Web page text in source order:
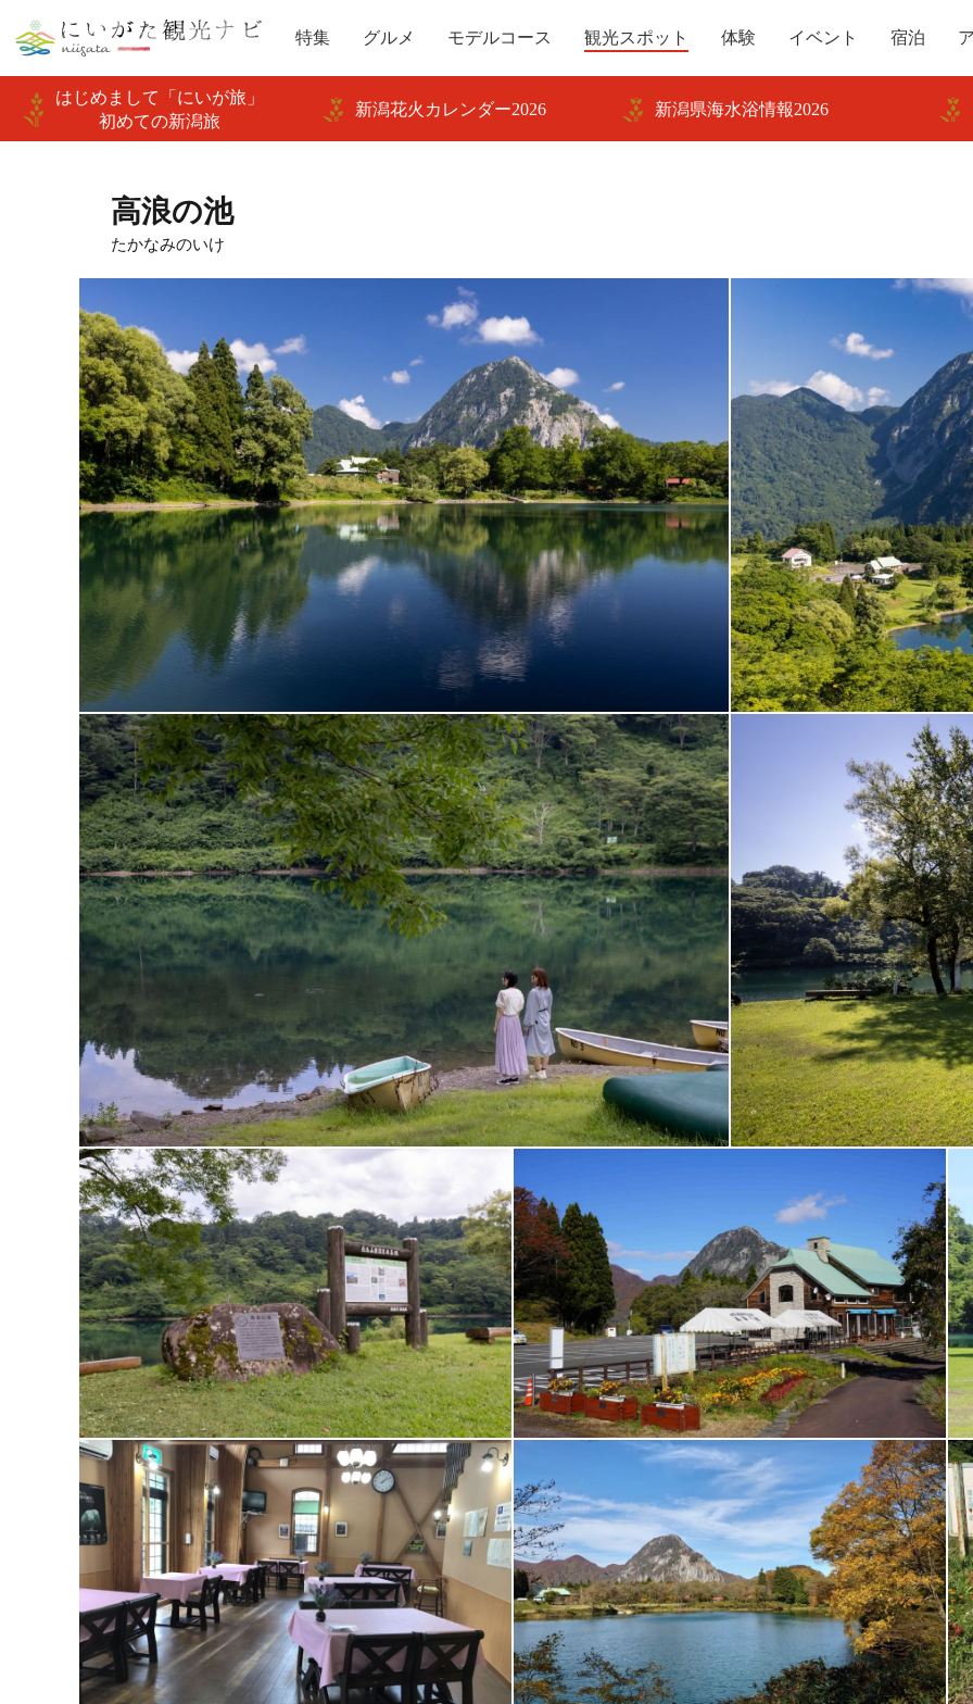
特集 グルメ モデルコース 観光スポット 体験 イベント 宿泊
はじめまして「にいが旅」
初めての新潟旅
新潟花火カレンダー2026 新潟県海水浴情報2026
高浪の池
たかなみのいけ